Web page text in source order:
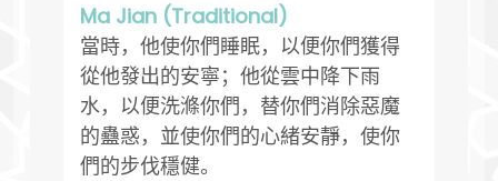
Ma Jian (Traditional)
當時，他使你們睡眠，以便你們獲得
從他發出的安寧；他從雲中降下雨
水，以便洗滌你們，替你們消除惡魔
的蠱惑，並使你們的心緒安靜，使你
們的步伐穩健。